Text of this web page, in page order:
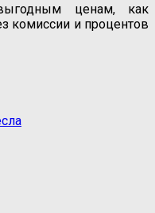
ценам, как
комиссии и процентов